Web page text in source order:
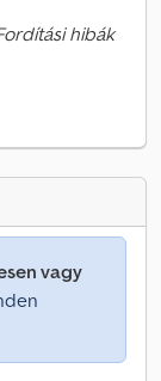
hibák
vagy